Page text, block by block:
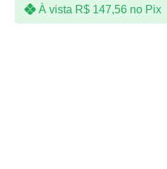
À vista R$147,56 no Pix